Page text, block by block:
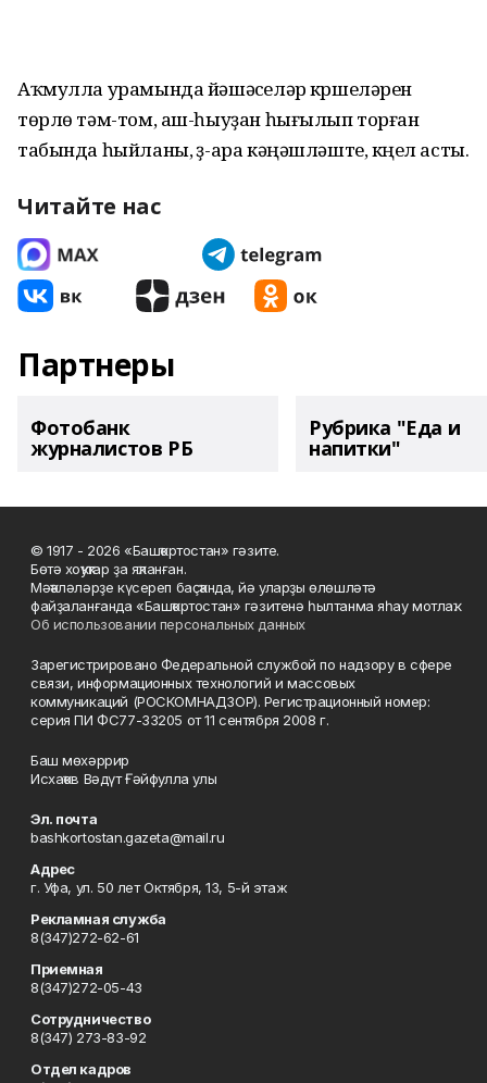
Аҡмулла урамында йәшәүселәр күршеләрен
төрлө тәм-том, аш-һыуҙан һығылып торған
табында һыйланы, үҙ-ара кәңәшләште, күңел асты.
Читайте нас
Партнеры
Фотобанк
журналистов РБ
Рубрика "Еда и
напитки"
© 1917 - 2026 «Башҡортостан» гәзите.
Бөтә хоҡуҡтар ҙа яҡланған.
Мәҡәләләрҙе күсереп баҫҡанда, йә уларҙы өлөшләтә
файҙаланғанда «Башҡортостан» гәзитенә һылтанма яһау мотлаҡ.
Об использовании персональных данных
Зарегистрировано Федеральной службой по надзору в сфере
связи, информационных технологий и массовых
коммуникаций (РОСКОМНАДЗОР). Регистрационный номер:
серия ПИ ФС77-33205 от 11 сентября 2008 г.
Баш мөхәррир
Исхаҡов Вәдүт Ғәйфулла улы
Эл. почта
bashkortostan.gazeta@mail.ru
Адрес
г. Уфа, ул. 50 лет Октября, 13, 5-й этаж
Рекламная служба
8(347)272-62-61
Приемная
8(347)272-05-43
Сотрудничество
8(347) 273-83-92
Отдел кадров